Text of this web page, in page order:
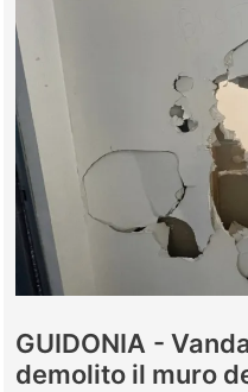
GUIDONIA -
demolito il muro